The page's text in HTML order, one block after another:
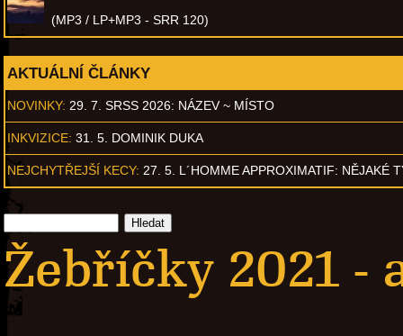
(MP3 / LP+MP3 - SRR 120)
AKTUÁLNÍ ČLÁNKY
NOVINKY: 29. 7. SRSS 2026: NÁZEV ~ MÍSTO
INKVIZICE: 31. 5. DOMINIK DUKA
NEJCHYTŘEJŠÍ KECY: 27. 5. L´HOMME APPROXIMATIF: NĚJAKÉ
Žebříčky 2021 -